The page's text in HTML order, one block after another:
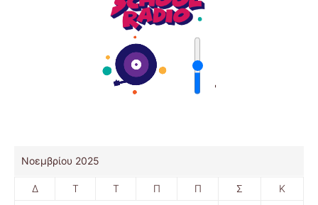
'
Νοεμβρίου 2025
Δ Τ Τ Π Π Σ Κ